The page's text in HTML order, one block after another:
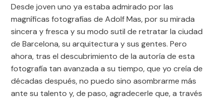
Desde joven uno ya estaba admirado por las
magníficas fotografías de Adolf Mas, por su mirada
sincera y fresca y su modo sutil de retratar la ciudad
de Barcelona, su arquitectura y sus gentes. Pero
ahora, tras el descubrimiento de la autoría de esta
fotografía tan avanzada a su tiempo, que yo creía de
décadas después, no puedo sino asombrarme más
ante su talento y, de paso, agradecerle que, a través